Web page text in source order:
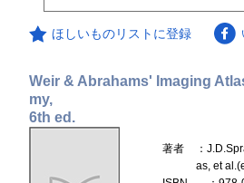
ほしいものリストに登録
Weir & Abrahams' Imaging
my,
6th ed.
著者
：
as, et